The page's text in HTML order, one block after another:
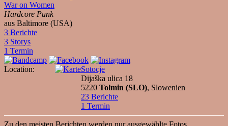
War on Women
Hardcore Punk
aus Baltimore (USA)
3 Berichte
3 Storys
1 Termin
Location:
Sotocje
Dijaška ulica 18
5220 Tolmin (SLO), Slowenien
23 Berichte
1 Termin